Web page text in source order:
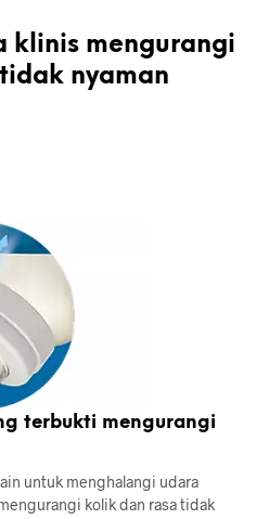
klinis mengurangi
nyaman
terbukti mengurangi
untuk menghalangi udara
kolik dan rasa tidak